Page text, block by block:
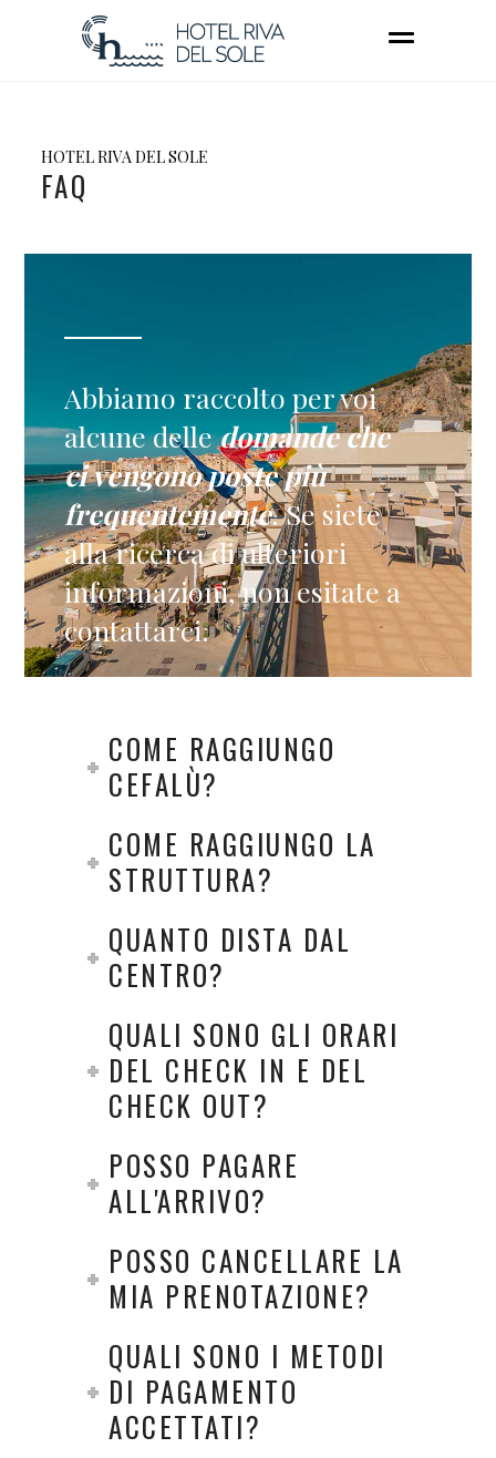
HOTEL RIVA DEL SOLE
FAQ
Abbiamo raccolto per voi
alcune delledomande che
ci vengono poste più
frequentemente. Se siete
alla ricerca di ulteriori
informazioni, non esitate a
contattarci.
COME RAGGIUNGO
CEFALÙ?
COME RAGGIUNGO LA
STRUTTURA?
QUANTO DISTA DAL
CENTRO?
QUALI SONO GLI ORARI
DEL CHECK IN E DEL
CHECK OUT?
POSSO PAGARE
ALL'ARRIVO?
POSSO CANCELLARE LA
MIA PRENOTAZIONE?
QUALI SONO I METODI
DI PAGAMENTO
ACCETTATI?